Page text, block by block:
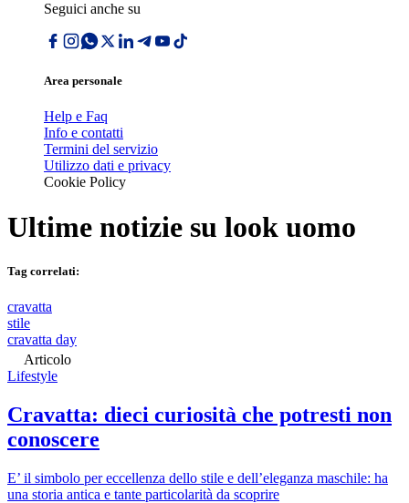
Seguici anche su
Area personale
Help e Faq
Info e contatti
Termini del servizio
Utilizzo dati e privacy
Cookie Policy
Ultime notizie su look uomo
Tag correlati:
cravatta
stile
cravatta day
Articolo
Lifestyle
Cravatta: dieci curiosità che potresti non
conoscere
E’ il simbolo per eccellenza dello stile e dell’eleganza maschile: ha
una storia antica e tante particolarità da scoprire